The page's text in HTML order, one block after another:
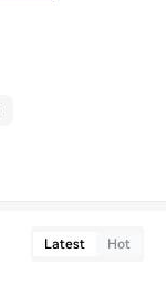
Latest Hot